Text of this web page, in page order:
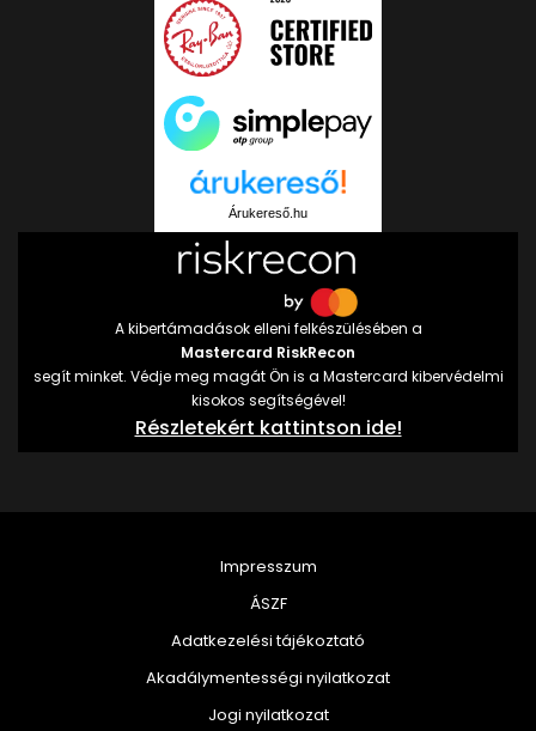
Árukereső.hu
A kibertámadások elleni felkészülésében a
Mastercard RiskRecon
segít minket. Védje meg magát Ön is a Mastercard kibervédelmi
kisokos segítségével!
Részletekért kattintson ide!
Impresszum
ÁSZF
Adatkezelési tájékoztató
Akadálymentességi nyilatkozat
Jogi nyilatkozat